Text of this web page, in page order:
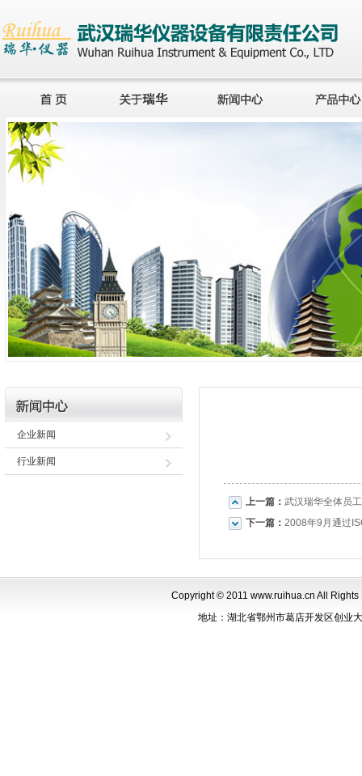
企业新闻
行业新闻
上一篇： 武汉瑞华全体员
下一篇： 2008年9月通过
Copyright © 2011 www.ruihua.cn All
地址：湖北省鄂州市葛店开发区创业